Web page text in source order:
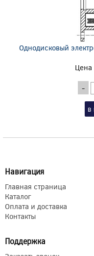
Однодисковый
Цена
-
в
Навигация
Главная страница
Каталог
Оплата и доставка
Контакты
Поддержка